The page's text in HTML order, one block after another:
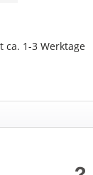
ca. 1-3 Werktage